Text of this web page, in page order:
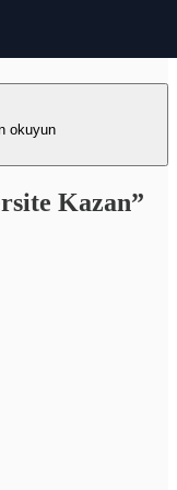
okuyun
Kazan”